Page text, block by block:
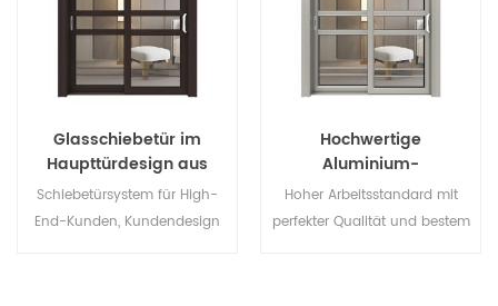
Glasschiebetür im
Haupttürdesign aus
Aluminiumlegierung
Schiebetürsystem für High-
End-Kunden, Kundendesign
Hochwertige
Aluminium-
Glasschiebetür
Hoher Arbeitsstandard mit
perfekter Qualität und bestem